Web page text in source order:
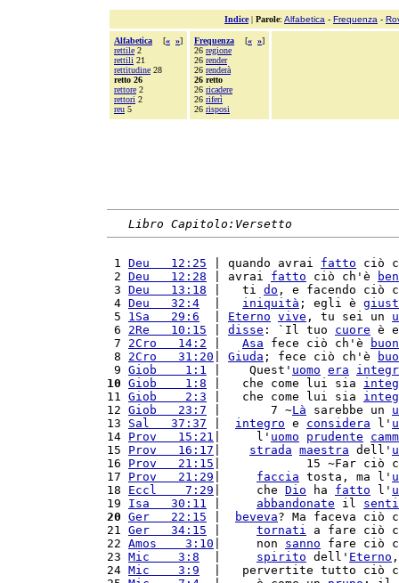
Indice| Parole: Alfabetica - Frequenza -
Alfabetica [« »]
rettile 2
rettili 21
rettitudine 28
retto 26
rettore 2
rettori 2
reu 5
Frequenza [« »]
26 regione
26 render
26 renderà
26 retto
26 ricadere
26 riferì
26 risposi
Libro Capitolo:Versetto
1 Deu   12:25 | quando avrai fatto ciò
2 Deu   12:28 | avrai fatto ciò ch'è
3 Deu   13:18 |   ti do , e facendo ciò
4 Deu   32:4 iniquità ; egli è
5 1Sa   29:6 Eterno vive , tu sei un
6 2Re   10:15 disse : `Il tuo cuore è
7 2Cro   14:2 Asa fece ciò ch'è
8 2Cro   31:20 Giuda ; fece ciò ch'è
9 Giob    1:1 |    Quest' uomo era
10 Giob    1:8 |   che come lui sia
11 Giob    2:3 |   che come lui sia
12 Giob   23:7 |       7 ~Là sarebbe un
13 Sal   37:37 integro e considera l'
14 Prov   15:21 |     l' uomo prudente
15 Prov   16:17 strada maestra dell'
16 Prov   21:15 |            15 ~Far ciò
17 Prov   21:29 faccia tosta, ma l'
18 Eccl    7:29 |     che Dio ha fatto l'
19 Isa   30:11 abbandonate il
20 Ger   22:15 beveva? Ma faceva ciò
21 Ger   34:15 tornati a fare ciò
22 Amos    3:10 |     non sanno fare ciò
23 Mic    3:8 spirito dell' Eterno
24 Mic    3:9
|   pervertite tutto ciò